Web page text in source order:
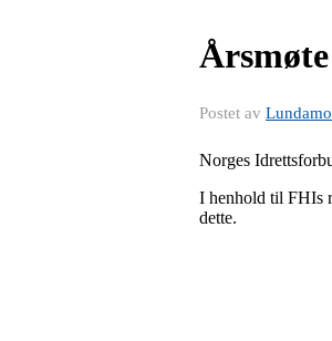
Postet av
Norges
I henhold til FHIs
dette.